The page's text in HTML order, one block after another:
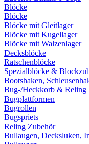
Blöcke
Blöcke
Blöcke mit Gleitlager
Blöcke mit Kugellager
Blöcke mit Walzenlager
Decksblöcke
Ratschenblöcke
Spezialblöcke &
Bootshaken,
Bug-/Heckkorb & Reling
Bugplattformen
Bugrollen
Bugspriets
Reling Zubehör
Bullaugen, Decksluken,